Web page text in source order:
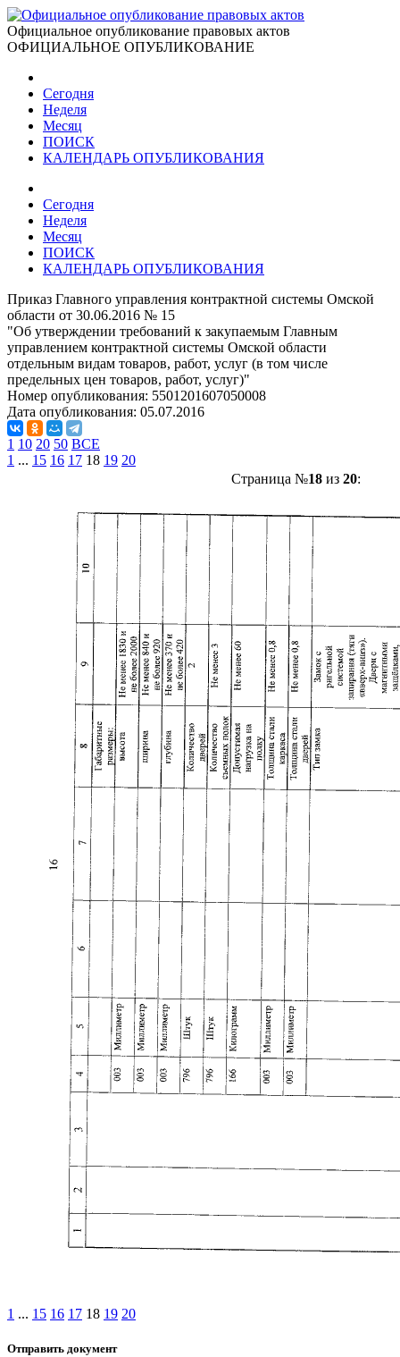
Официальное опубликование правовых актов
ОФИЦИАЛЬНОЕ ОПУБЛИКОВАНИЕ
Сегодня
Неделя
Месяц
ПОИСК
КАЛЕНДАРЬ ОПУБЛИКОВАНИЯ
Сегодня
Неделя
Месяц
ПОИСК
КАЛЕНДАРЬ ОПУБЛИКОВАНИЯ
Приказ Главного управления контрактной системы Омской
области от 30.06.2016 № 15
"Об утверждении требований к закупаемым Главным
управлением контрактной системы Омской области
отдельным видам товаров, работ, услуг (в том числе
предельных цен товаров, работ, услуг)"
Номер опубликования: 5501201607050008
Дата опубликования: 05.07.2016
1 10 20 50 ВСЕ
1 ... 15 16 17 18 19 20
Страница №18из 20:
1 ... 15 16 17 18 19 20
Отправить документ